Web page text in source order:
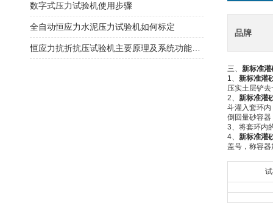
品牌
三、 新标准灌
1、 新标准灌
压实土层铲
2、 新标准灌
斗灌入套环
倒回量砂容
3、将套环内
4、 新标准灌
盖号，称容
数字式压力试验机使用步骤
全自动恒应力水泥压力试验机如何标定